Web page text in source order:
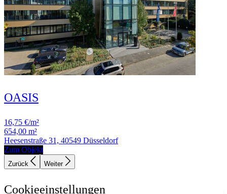
OASIS
16,75 €/m²
654,00 m²
Heesenstraße 31, 40549 Düsseldorf
Zum Objekt
Zurück Weiter
Cookieeinstellungen